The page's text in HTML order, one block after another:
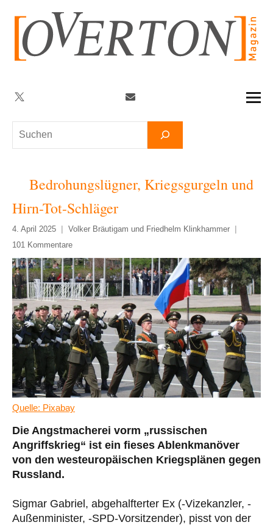
springen
Suchen
Twitter
Bedrohungslügner, Kriegsgurgeln und
Hirn-Tot-Schläger
4. April 2025
Volker Bräutigam und Friedhelm Klinkhammer
101 Kommentare
Quelle: Pixabay
Die Angstmacherei vorm „russischen
Angriffskrieg“ ist ein fieses Ablenkmanöver
von den westeuropäischen Kriegsplänen gegen
Russland.
Sigmar Gabriel, abgehalfterter Ex (-Vizekanzler, -
Außenminister, -SPD-Vorsitzender), pisst von der